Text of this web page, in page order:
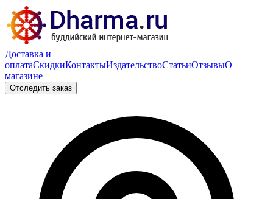
Доставка и
оплатаСкидкиКонтактыИздательствоСтатьиОтзывыО
магазине
Отследить заказ